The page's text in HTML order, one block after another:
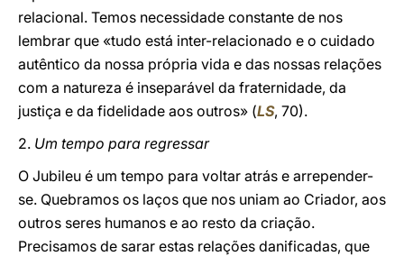
relacional. Temos necessidade constante de nos
lembrar que «tudo está inter-relacionado e o cuidado
autêntico da nossa própria vida e das nossas relações
com a natureza é inseparável da fraternidade, da
justiça e da fidelidade aos outros» (LS, 70).
2. Um tempo para regressar
O Jubileu é um tempo para voltar atrás e arrepender-
se. Quebramos os laços que nos uniam ao Criador, aos
outros seres humanos e ao resto da criação.
Precisamos de sarar estas relações danificadas, que